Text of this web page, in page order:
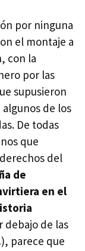
por ninguna
el montaje a
con la
por las
supusieron
de los
De todas
que
del
de
en el
debajo de las
parece que